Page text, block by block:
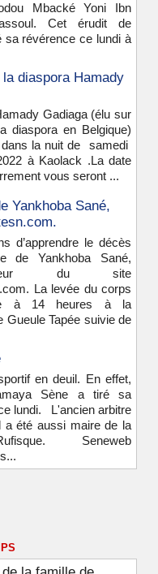
Mbacké Yoni Ibn
Cet érudit de
sa révérence ce lundi à
diaspora Hamady
Gadiaga (élu sur
diaspora en Belgique)
la nuit de samedi
à Kaolack .La date
vous seront ...
Yankhoba Sané,
d’apprendre le décès
de Yankhoba Sané,
du site
La levée du corps
à 14 heures à la
Gueule Tapée suivie de
en deuil. En effet,
Sène a tiré sa
lundi. L'ancien arbitre
a été aussi maire de la
Seneweb